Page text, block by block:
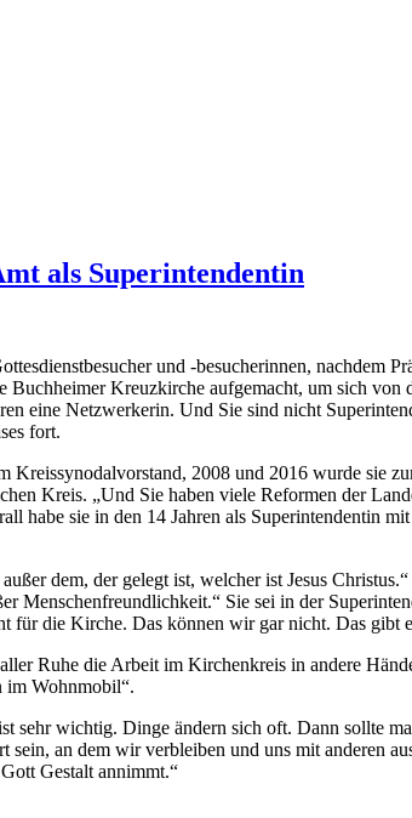
als Superintendentin
und -besucherinnen, nachdem
Kreuzkirche aufgemacht, um sich von
eine Netzwerkerin. Und Sie sind nicht
fort.
2008 und 2016 wurde sie
Kreis. „Und Sie haben viele Reformen der
sie in den 14 Jahren als Superintendentin
dem, der gelegt ist, welcher ist Jesus
Sie sei in der
für die Kirche. Das können wir gar nicht. Das gibt
Ruhe die Arbeit im Kirchenkreis in andere
im Wohnmobil“.
wichtig. Dinge ändern sich oft. Dann sollte
an dem wir verbleiben und uns mit anderen
Gestalt annimmt.“